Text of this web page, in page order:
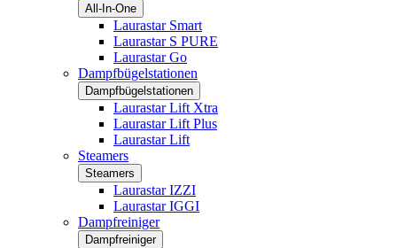
All-In-One
Laurastar Smart
Laurastar S PURE
Laurastar Go
Dampfbügelstationen
Dampfbügelstationen
Laurastar Lift Xtra
Laurastar Lift Plus
Laurastar Lift
Steamers
Steamers
Laurastar IZZI
Laurastar IGGI
Dampfreiniger
Dampfreiniger